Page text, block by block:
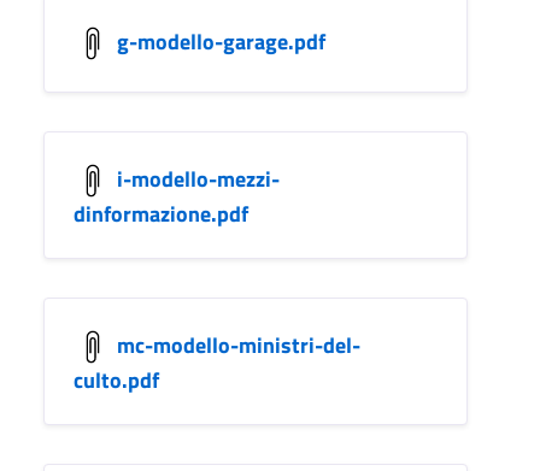
g-modello-garage.pdf
i-modello-mezzi-
dinformazione.pdf
mc-modello-ministri-del-
culto.pdf